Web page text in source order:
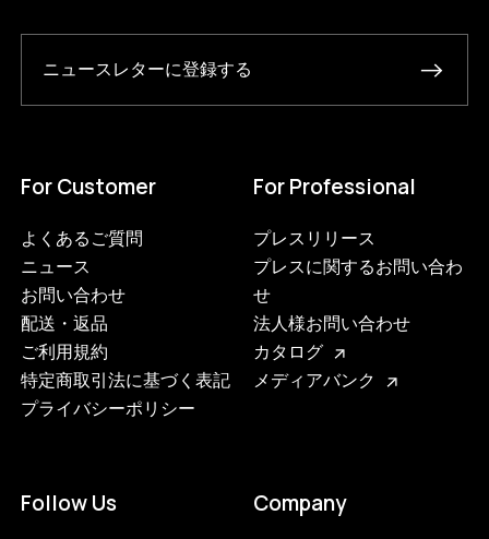
ニュースレターに登録する
For Customer
よくあるご質問
ニュース
お問い合わせ
配送・返品
ご利用規約
特定商取引法に基づく表記
プライバシーポリシー
For Professional
プレスリリース
プレスに関するお問い合わ
せ
法人様お問い合わせ
カタログ
メディアバンク
Follow Us Company